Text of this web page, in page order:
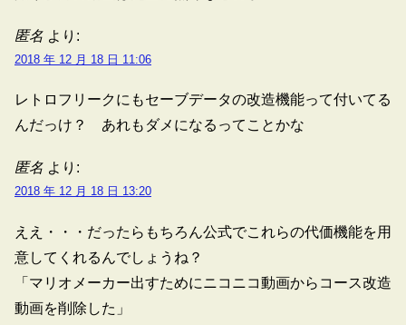
匿名 より:
2018 年 12 月 18 日 11:06
レトロフリークにもセーブデータの改造機能って付いてる
んだっけ？ あれもダメになるってことかな
匿名 より:
2018 年 12 月 18 日 13:20
ええ・・・だったらもちろん公式でこれらの代価機能を用
意してくれるんでしょうね？
「マリオメーカー出すためにニコニコ動画からコース改造
動画を削除した」